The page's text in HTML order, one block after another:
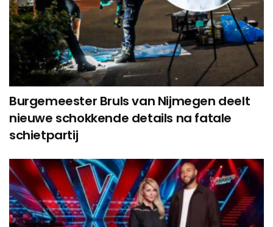
Burgemeester Bruls van Nijmegen deelt
nieuwe schokkende details na fatale
schietpartij